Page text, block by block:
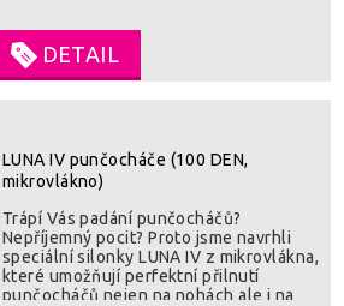
mikrovlákna umožní vaší kůži dýchat.
Všitý klínek v kalhotové části je záruka
pohodlného nošení po celý den které
zaručuje 100% neprůhlednost. Velmi
DETAIL
LUNA IV punčocháče (100 DEN,
mikrovlákno)
Trápí Vás padání punčocháčů?
Nepříjemný pocit? Proto jsme navrhli
speciální silonky LUNA IV z mikrovlákna,
které umožňují perfektní přilnutí
punčocháčů nejen na nohách ale i na